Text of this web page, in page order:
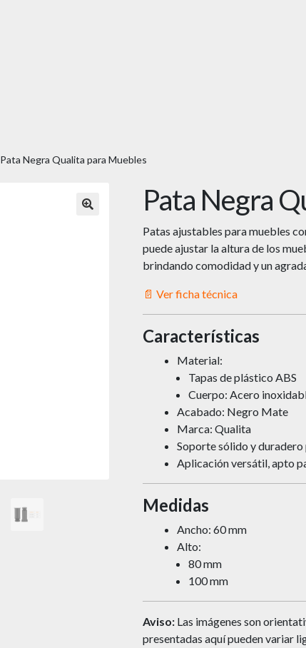
Pata Negra Qualita para Muebles
Pata Negra
Patas ajustables para muebles
puede ajustar la altura de los
brindando comodidad y un
📄 Ver ficha técnica
Características
Material:
Tapas de plástico ABS
Cuerpo: Acero
Acabado: Negro Mate
Marca: Qualita
Soporte sólido y duradero
Aplicación versátil, apto
Medidas
Ancho: 60 mm
Alto:
80 mm
100 mm
Aviso: Las imágenes son
presentadas aquí pueden variar